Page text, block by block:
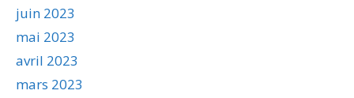
juin 2023
mai 2023
avril 2023
mars 2023